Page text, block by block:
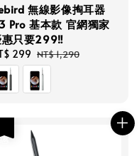
無線影像掏耳器
Pro 基本款 官網獨家
只要299‼️
299 Regular
price
NT$ 1,290